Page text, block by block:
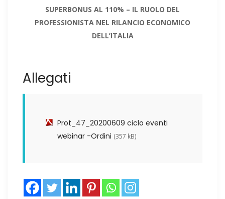
SUPERBONUS AL 110% – IL RUOLO DEL
PROFESSIONISTA NEL RILANCIO ECONOMICO
DELL’ITALIA
Allegati
Prot_47_20200609 ciclo eventi
webinar -Ordini (357 kB)